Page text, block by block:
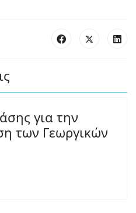
για την
των Γεωργικών